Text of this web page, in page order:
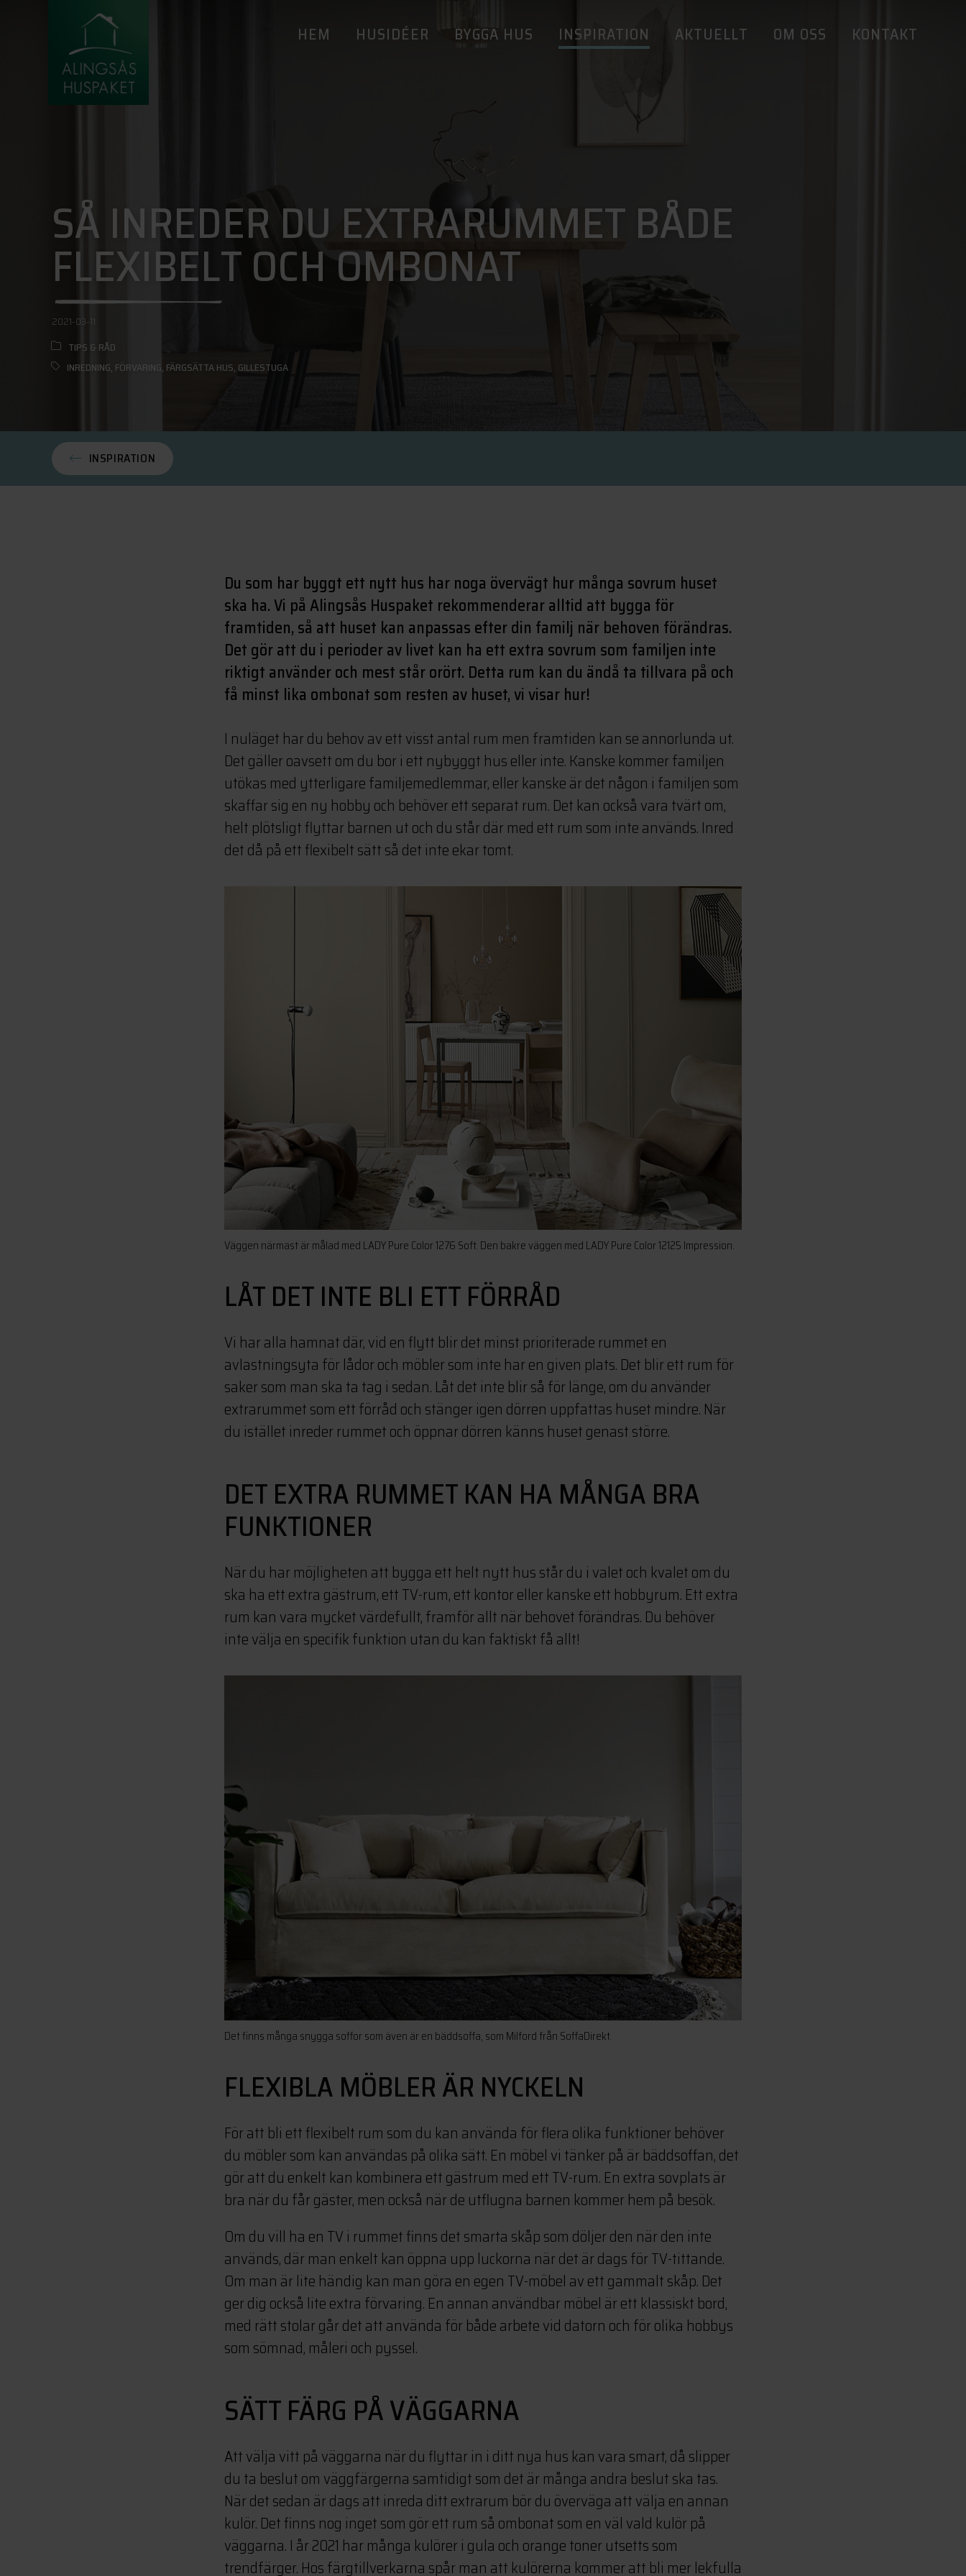
HEM HUSIDÉER BYGGA HUS INSPIRATION AKTUELLT OM OSS KONTAKT
SÅ INREDER DU EXTRARUMMET BÅDE
FLEXIBELT OCH OMBONAT
2021-03-11
TIPS & RÅD
INREDNING, FÖRVARING, FÄRGSÄTTA HUS, GILLESTUGA
INSPIRATION
Du som har byggt ett nytt hus har noga övervägt hur många sovrum huset
ska ha. Vi på Alingsås Huspaket rekommenderar alltid att bygga för
framtiden, så att huset kan anpassas efter din familj när behoven förändras.
Det gör att du i perioder av livet kan ha ett extra sovrum som familjen inte
riktigt använder och mest står orört. Detta rum kan du ändå ta tillvara på och
få minst lika ombonat som resten av huset, vi visar hur!
I nuläget har du behov av ett visst antal rum men framtiden kan se annorlunda ut.
Det gäller oavsett om du bor i ett nybyggt hus eller inte. Kanske kommer familjen
utökas med ytterligare familjemedlemmar, eller kanske är det någon i familjen som
skaffar sig en ny hobby och behöver ett separat rum. Det kan också vara tvärt om,
helt plötsligt flyttar barnen ut och du står där med ett rum som inte används. Inred
det då på ett flexibelt sätt så det inte ekar tomt.
Väggen närmast är målad med LADY Pure Color 1276 Soft. Den bakre väggen med LADY Pure Color 12125 Impression.
LÅT DET INTE BLI ETT FÖRRÅD
Vi har alla hamnat där, vid en flytt blir det minst prioriterade rummet en
avlastningsyta för lådor och möbler som inte har en given plats. Det blir ett rum för
saker som man ska ta tag i sedan. Låt det inte blir så för länge, om du använder
extrarummet som ett förråd och stänger igen dörren uppfattas huset mindre. När
du istället inreder rummet och öppnar dörren känns huset genast större.
DET EXTRA RUMMET KAN HA MÅNGA BRA
FUNKTIONER
När du har möjligheten att bygga ett helt nytt hus står du i valet och kvalet om du
ska ha ett extra gästrum, ett TV-rum, ett kontor eller kanske ett hobbyrum. Ett extra
rum kan vara mycket värdefullt, framför allt när behovet förändras. Du behöver
inte välja en specifik funktion utan du kan faktiskt få allt!
Det finns många snygga soffor som även är en bäddsoffa, som Milford från SoffaDirekt.
FLEXIBLA MÖBLER ÄR NYCKELN
För att bli ett flexibelt rum som du kan använda för flera olika funktioner behöver
du möbler som kan användas på olika sätt. En möbel vi tänker på är bäddsoffan, det
gör att du enkelt kan kombinera ett gästrum med ett TV-rum. En extra sovplats är
bra när du får gäster, men också när de utflugna barnen kommer hem på besök.
Om du vill ha en TV i rummet finns det smarta skåp som döljer den när den inte
används, där man enkelt kan öppna upp luckorna när det är dags för TV-tittande.
Om man är lite händig kan man göra en egen TV-möbel av ett gammalt skåp. Det
ger dig också lite extra förvaring. En annan användbar möbel är ett klassiskt bord,
med rätt stolar går det att använda för både arbete vid datorn och för olika hobbys
som sömnad, måleri och pyssel.
SÄTT FÄRG PÅ VÄGGARNA
Att välja vitt på väggarna när du flyttar in i ditt nya hus kan vara smart, då slipper
du ta beslut om väggfärgerna samtidigt som det är många andra beslut ska tas.
När det sedan är dags att inreda ditt extrarum bör du överväga att välja en annan
kulör. Det finns nog inget som gör ett rum så ombonat som en väl vald kulör på
väggarna. I år 2021 har många kulörer i gula och orange toner utsetts som
trendfärger. Hos färgtillverkarna spår man att kulörerna kommer att bli mer lekfulla